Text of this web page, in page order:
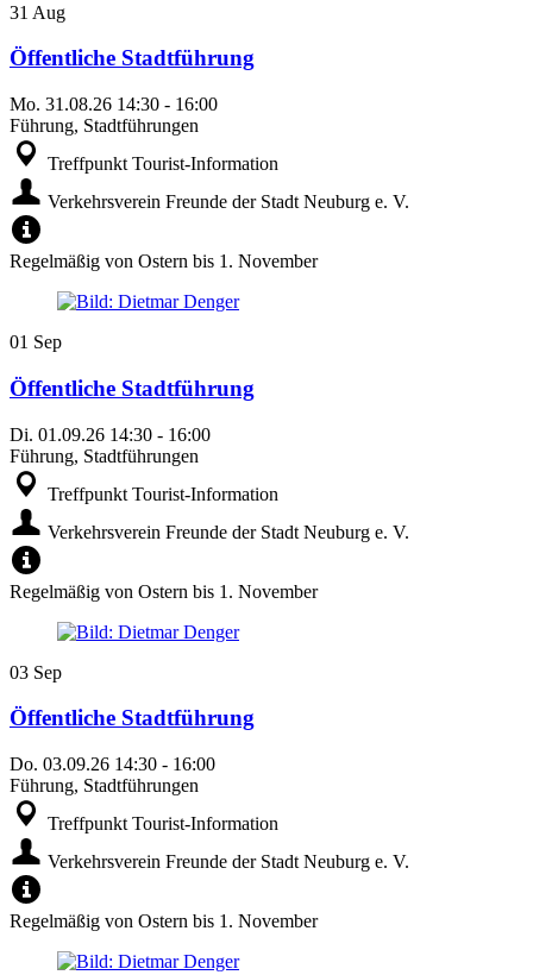
31 Aug
Öffentliche Stadtführung
Mo. 31.08.26 14:30 - 16:00
Führung, Stadtführungen
Treffpunkt Tourist-Information
Verkehrsverein Freunde der Stadt Neuburg e. V.
Regelmäßig von Ostern bis 1. November
01 Sep
Öffentliche Stadtführung
Di. 01.09.26 14:30 - 16:00
Führung, Stadtführungen
Treffpunkt Tourist-Information
Verkehrsverein Freunde der Stadt Neuburg e. V.
Regelmäßig von Ostern bis 1. November
03 Sep
Öffentliche Stadtführung
Do. 03.09.26 14:30 - 16:00
Führung, Stadtführungen
Treffpunkt Tourist-Information
Verkehrsverein Freunde der Stadt Neuburg e. V.
Regelmäßig von Ostern bis 1. November